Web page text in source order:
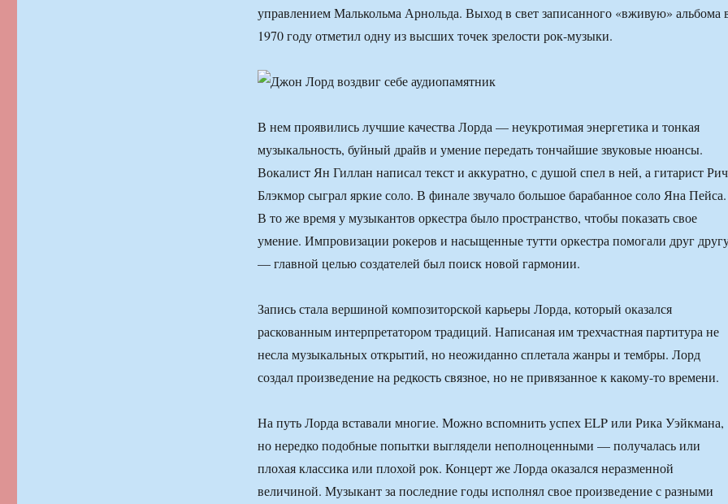
управлением Малькольма Арнольда. Выход в свет записанного «вживую» альбома
1970 году отметил одну из высших точек зрелости рок-музыки.
В нем проявились лучшие качества Лорда — неукротимая энергетика и тонкая
музыкальность, буйный драйв и умение передать тончайшие звуковые нюансы.
Вокалист Ян Гиллан написал текст и аккуратно, с душой спел в ней, а гитарист
Блэкмор сыграл яркие соло. В финале звучало большое барабанное соло Яна Пейса.
В то же время у музыкантов оркестра было пространство, чтобы показать свое
умение. Импровизации рокеров и насыщенные тутти оркестра помогали друг
— главной целью создателей был поиск новой гармонии.
Запись стала вершиной композиторской карьеры Лорда, который оказался
раскованным интерпретатором традиций. Написаная им трехчастная партитура не
несла музыкальных открытий, но неожиданно сплетала жанры и тембры. Лорд
создал произведение на редкость связное, но не привязанное к какому-то времени.
На путь Лорда вставали многие. Можно вспомнить успех ELP или Рика Уэйкмана,
но нередко подобные попытки выглядели неполноценными — получалась или
плохая классика или плохой рок. Концерт же Лорда оказался неразменной
величиной. Музыкант за последние годы исполнял свое произведение с разными